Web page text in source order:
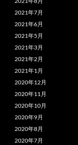
2021年7月
2021年6月
2021年5月
2021年3月
2021年2月
2021年1月
2020年12月
2020年11月
2020年10月
2020年9月
2020年8月
2020年7月